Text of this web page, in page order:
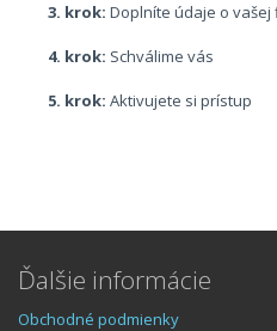
3. krok: Doplníte údaje o vašej
4. krok: Schválime vás
5. krok: Aktivujete si prístup
Ďalšie informácie
Obchodné podmienky